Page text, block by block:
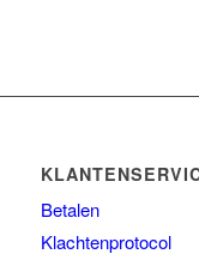
Ref
Huidconditie
Betalen
Klachtenprotocol